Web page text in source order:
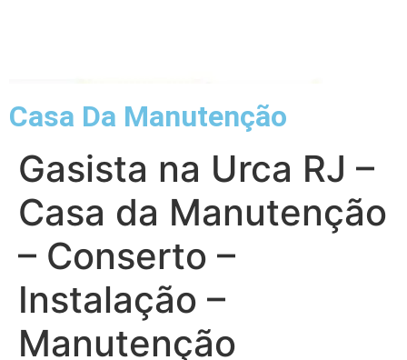
Casa Da Manutenção
Gasista na Urca RJ –
Casa da Manutenção
– Conserto –
Instalação –
Manutenção